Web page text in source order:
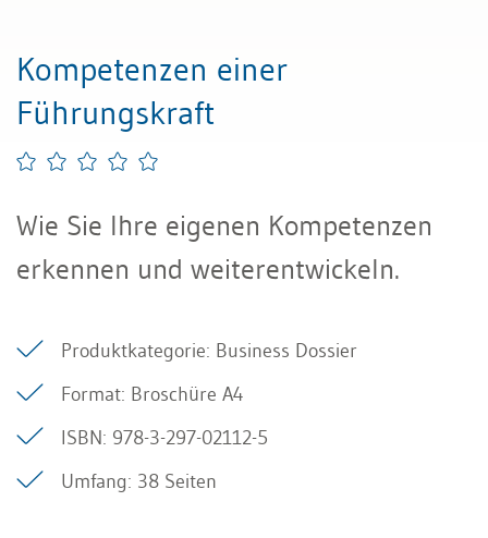
Kompetenzen einer
Führungskraft
Wie Sie Ihre eigenen Kompetenzen
erkennen und weiterentwickeln.
Produktkategorie: Business Dossier
Format: Broschüre A4
ISBN: 978-3-297-02112-5
Umfang: 38 Seiten